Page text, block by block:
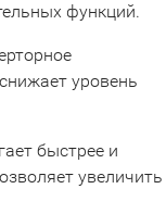
функций.
уровень
быстрее и
увеличить